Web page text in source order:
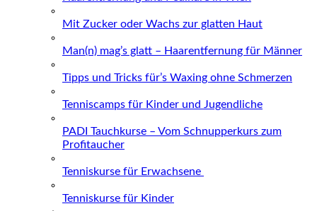
Mit Zucker oder Wachs zur glatten Haut
Man(n) mag’s glatt – Haarentfernung für Männer
Tipps und Tricks für’s Waxing ohne Schmerzen
Tenniscamps für Kinder und Jugendliche
PADI Tauchkurse – Vom Schnupperkurs zum
Profitaucher
Tenniskurse für Erwachsene
Tenniskurse für Kinder